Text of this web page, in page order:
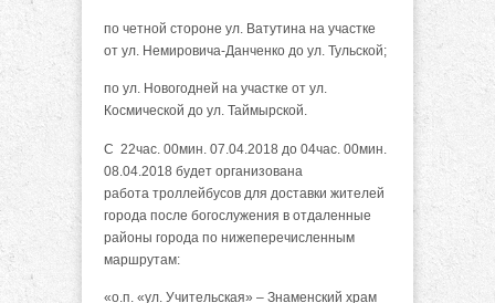
по четной стороне ул. Ватутина на участке
от ул. Немировича-Данченко до ул. Тульской;
по ул. Новогодней на участке от ул.
Космической до ул. Таймырской.
С 22час. 00мин. 07.04.2018 до 04час. 00мин.
08.04.2018 будет организована
работа троллейбусов для доставки жителей
города после богослужения в отдаленные
районы города по нижеперечисленным
маршрутам:
«о.п. «ул. Учительская» – Знаменский храм